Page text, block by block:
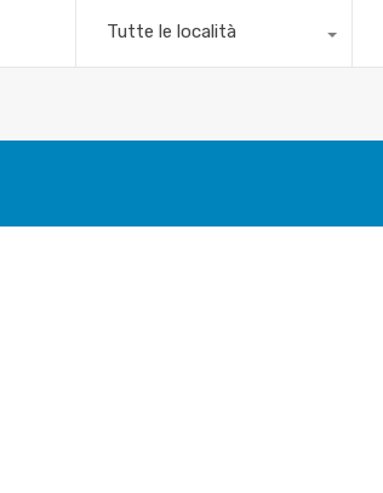
Tutte le località